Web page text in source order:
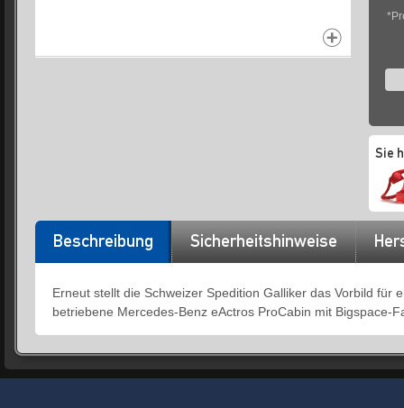
Sie
Beschreibung Sicherheitshinweise
Erneut stellt die Schweizer Spedition Galliker das Vorbild
betriebene Mercedes-Benz eActros ProCabin mit Bigspace-